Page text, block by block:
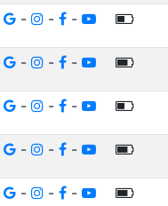
- - -
- - -
- - -
- - -
- - -